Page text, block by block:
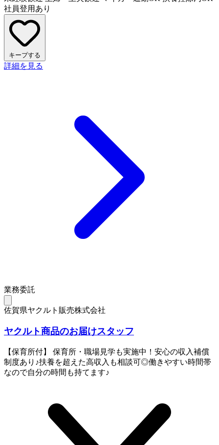
社員登用あり
キープする
詳細を見る
業務委託
佐賀県ヤクルト販売株式会社
ヤクルト商品のお届けスタッフ
【保育所付】 保育所・職場見学も実施中！安心の収入補償
制度あり♪扶養を超えた高収入も相談可◎働きやすい時間帯
なので自分の時間も持てます♪